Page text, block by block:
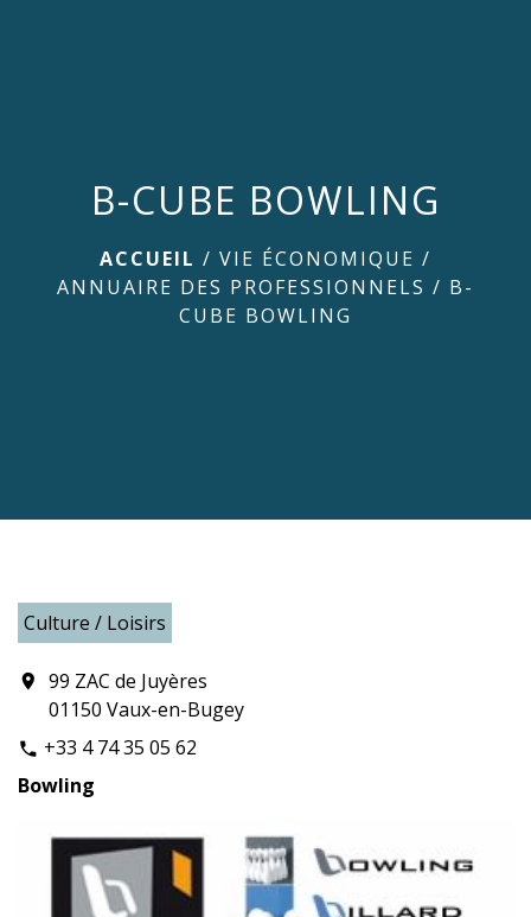
B-CUBE BOWLING
ACCUEIL / VIE ÉCONOMIQUE /
ANNUAIRE DES PROFESSIONNELS / B-
CUBE BOWLING
Culture / Loisirs
location_on
99 ZAC de Juyères
01150 Vaux-en-Bugey
phone +33 4 74 35 05 62
Bowling